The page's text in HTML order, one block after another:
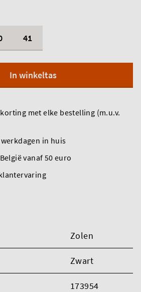
41
In winkeltas
met elke bestelling (m.u.v.
in huis
vanaf 50 euro
Zolen
Zwart
173954